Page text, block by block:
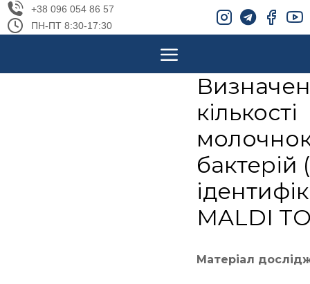
+38 096 054 86 57
ПН-ПТ 8:30-17:30
кількості
бактерій
MALDI
Матеріал